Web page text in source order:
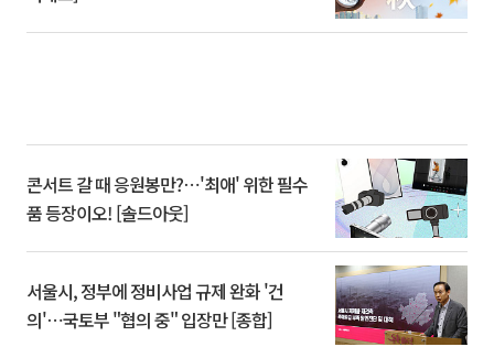
콘서트 갈 때 응원봉만?⋯'최애' 위한 필수
품 등장이오! [솔드아웃]
서울시, 정부에 정비사업 규제 완화 '건
의'⋯국토부 "협의 중" 입장만 [종합]